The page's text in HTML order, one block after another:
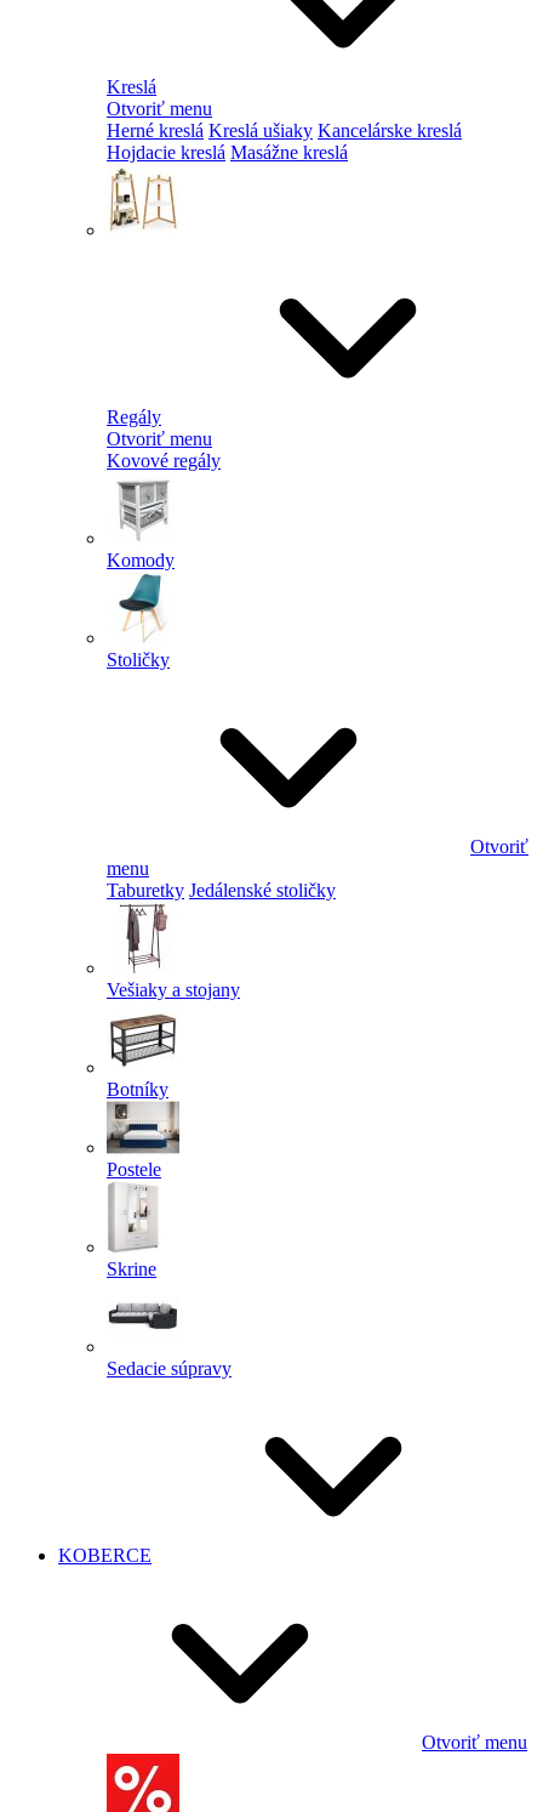
Kreslá
Otvoriť menu
Herné kreslá Kreslá ušiaky Kancelárske kreslá
Hojdacie kreslá Masážne kreslá
Regály
Otvoriť menu
Kovové regály
Komody
Stoličky
Otvoriť
menu
Taburetky Jedálenské stoličky
Vešiaky a stojany
Botníky
Postele
Skrine
Sedacie súpravy
KOBERCE
Otvoriť menu